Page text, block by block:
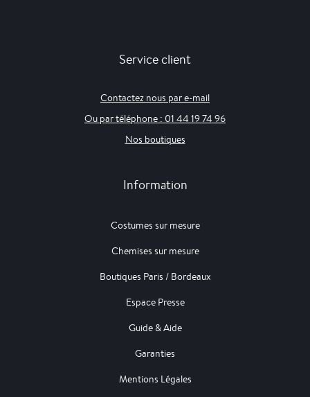
Service client
Contactez nous par e-mail
Ou par téléphone : 01 44 19 74 96
Nos boutiques
Information
Costumes sur mesure
Chemises sur mesure
Boutiques Paris / Bordeaux
Espace Presse
Guide & Aide
Garanties
Mentions Légales